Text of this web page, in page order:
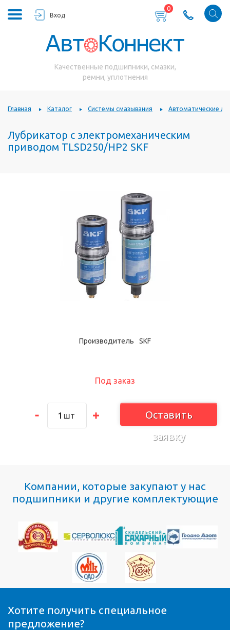
Вход
0
Качественные подшипники, смазки,
ремни, уплотнения
Главная Каталог Системы смазывания Автоматические
Лубрикатор с электромеханическим
приводом TLSD250/HP2 SKF
Под заказ
шт
Оставить
заявку
Производитель SKF
Компании, которые закупают у нас
подшипники и другие комплектующие
Хотите получить специальное
предложение?